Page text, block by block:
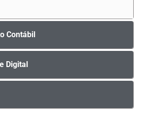
Contábil
Digital